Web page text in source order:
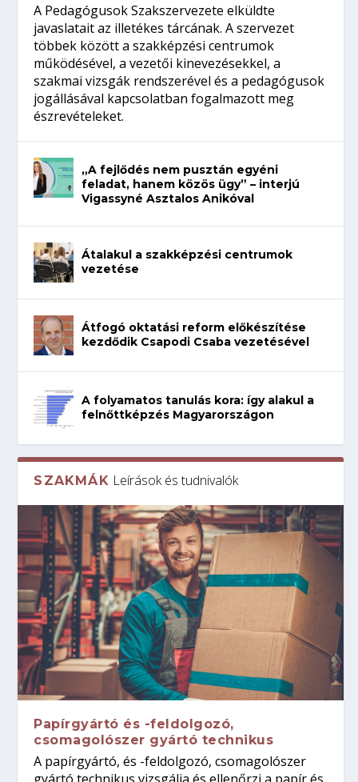
A Pedagógusok Szakszervezete elküldte
javaslatait az illetékes tárcának. A szervezet
többek között a szakképzési centrumok
működésével, a vezetői kinevezésekkel, a
szakmai vizsgák rendszerével és a pedagógusok
jogállásával kapcsolatban fogalmazott meg
észrevételeket.
„A fejlődés nem pusztán egyéni
feladat, hanem közös ügy” – interjú
Vigassyné Asztalos Anikóval
Átalakul a szakképzési centrumok
vezetése
Átfogó oktatási reform előkészítése
kezdődik Csapodi Csaba vezetésével
A folyamatos tanulás kora: így alakul a
felnőttképzés Magyarországon
SZAKMÁK Leírások és tudnivalók
Papírgyártó és -feldolgozó,
csomagolószer gyártó technikus
A papírgyártó, és -feldolgozó, csomagolószer